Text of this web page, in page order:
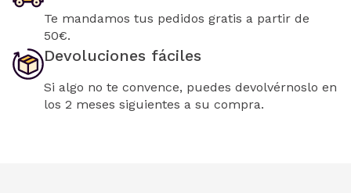
Te mandamos tus pedidos gratis a partir de
50€.
Devoluciones fáciles
Si algo no te convence, puedes devolvérnoslo en
los 2 meses siguientes a su compra.